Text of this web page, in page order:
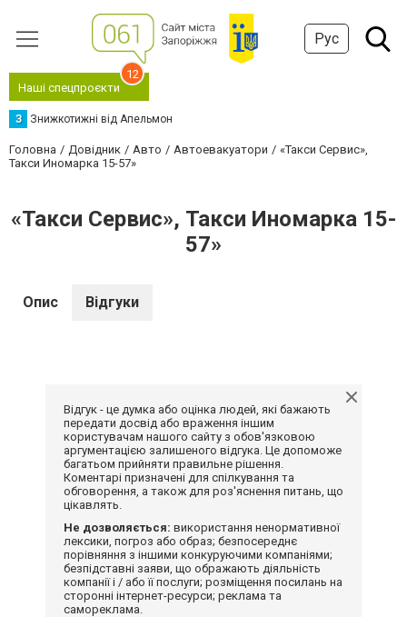
Рус
Наші спецпроєкти
12
З Знижкотижні від Апельмон
Головна Довідник Авто Автоевакуатори
«Такси Сервис»,
Такси Иномарка 15-57»
«Такси Сервис», Такси Иномарка 15-
57»
Опис Відгуки
Відгук - це думка або оцінка людей, які бажають
передати досвід або враження іншим
користувачам нашого сайту з обов'язковою
аргументацією залишеного відгука. Це допоможе
багатьом прийняти правильне рішення.
Коментарі призначені для спілкування та
обговорення, а також для роз'яснення питань, що
цікавлять.
Не дозволяється: використання ненормативної
лексики, погроз або образ; безпосереднє
порівняння з іншими конкуруючими компаніями;
безпідставні заяви, що ображають діяльність
компанії і / або її послуги; розміщення посилань на
сторонні інтернет-ресурси; реклама та
самореклама.